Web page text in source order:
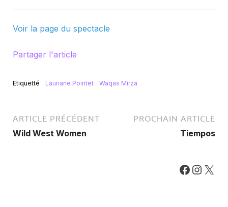
Voir la page du spectacle
Partager l'article
Etiquetté Lauriane Pointet Waqas Mirza
ARTICLE PRÉCÉDENT
Wild West Women
PROCHAIN ARTICLE
Tiempos